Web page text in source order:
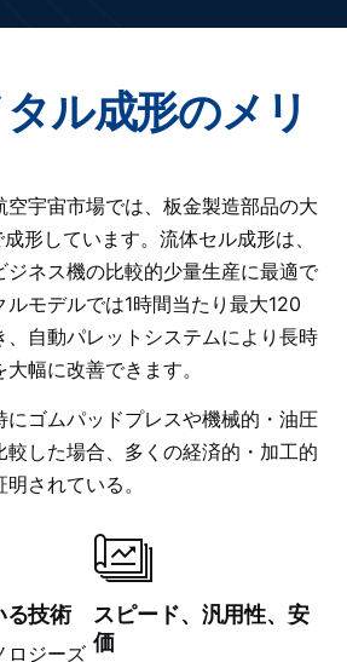
ル成形のメリ
空宇宙市場では、板金製造部品の大
形しています。流体セル成形は、
ジネス機の比較的少量生産に最適で
モデルでは1時間当たり最大120
、自動パレットシステムにより長時
幅に改善できます。
にゴムパッドプレスや機械的・油圧
較した場合、多くの経済的・加工的
されている。
る技術
ロジーズ
スピード、汎用性、安
価